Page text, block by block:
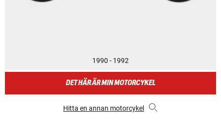
1990 - 1992
DET HÄR ÄR MIN MOTORCYKEL
Hitta en annan motorcykel